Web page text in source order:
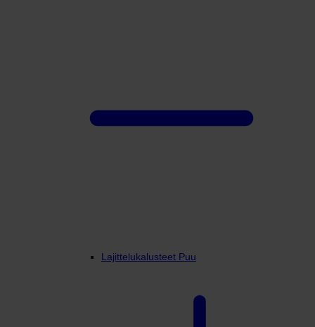
Lajittelukalusteet Puu